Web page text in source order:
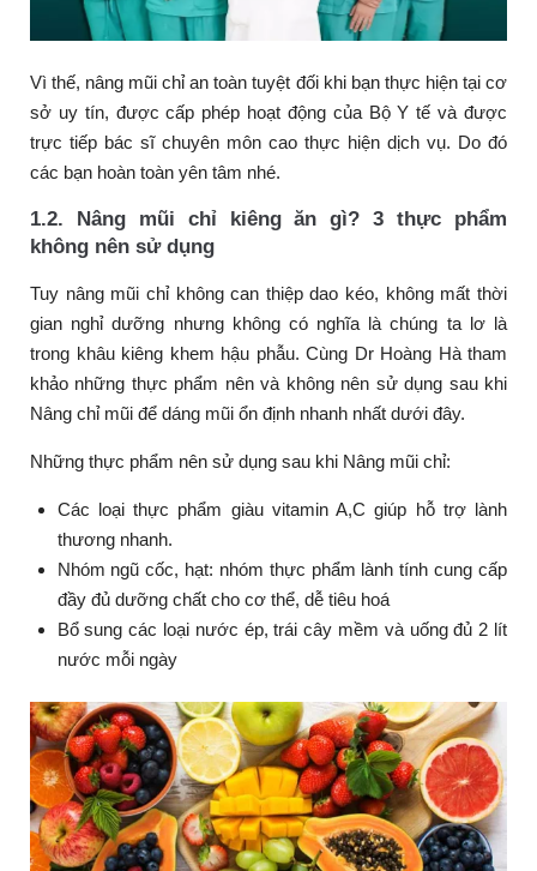
Vì thế, nâng mũi chỉ an toàn tuyệt đối khi bạn thực hiện tại cơ
sở uy tín, được cấp phép hoạt động của Bộ Y tế và được
trực tiếp bác sĩ chuyên môn cao thực hiện dịch vụ. Do đó
các bạn hoàn toàn yên tâm nhé.
1.2. Nâng mũi chỉ kiêng ăn gì? 3 thực phẩm
không nên sử dụng
Tuy nâng mũi chỉ không can thiệp dao kéo, không mất thời
gian nghỉ dưỡng nhưng không có nghĩa là chúng ta lơ là
trong khâu kiêng khem hậu phẫu. Cùng Dr Hoàng Hà tham
khảo những thực phẩm nên và không nên sử dụng sau khi
Nâng chỉ mũi để dáng mũi ổn định nhanh nhất dưới đây.
Những thực phẩm nên sử dụng sau khi Nâng mũi chỉ:
Các loại thực phẩm giàu vitamin A,C giúp hỗ trợ lành
thương nhanh.
Nhóm ngũ cốc, hạt: nhóm thực phẩm lành tính cung cấp
đầy đủ dưỡng chất cho cơ thể, dễ tiêu hoá
Bổ sung các loại nước ép, trái cây mềm và uống đủ 2 lít
nước mỗi ngày